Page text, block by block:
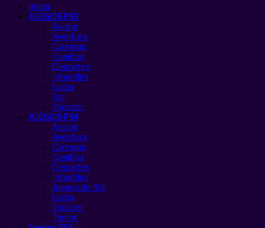
Inicio
JUEGOS PS3
Accion
Aventura
Carreras
Combos
Deportes
Infantiles
Lucha
Rol
Shooter
JUEGOS PS4
Accion
Aventura
Carreras
Combos
Deportes
Infantiles
Juegos de Rol
Lucha
Shooter
Terror